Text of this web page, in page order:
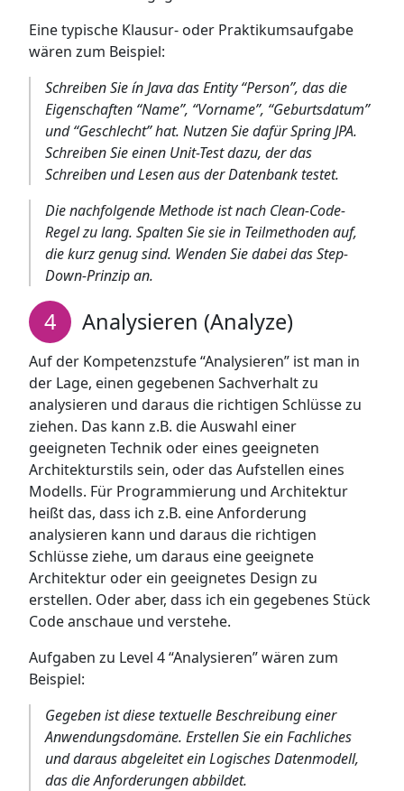
Eine typische Klausur- oder Praktikumsaufgabe
wären zum Beispiel:
Schreiben Sie ín Java das Entity “Person”, das die
Eigenschaften “Name”, “Vorname”, “Geburtsdatum”
und “Geschlecht” hat. Nutzen Sie dafür Spring JPA.
Schreiben Sie einen Unit-Test dazu, der das
Schreiben und Lesen aus der Datenbank testet.
Die nachfolgende Methode ist nach Clean-Code-
Regel zu lang. Spalten Sie sie in Teilmethoden auf,
die kurz genug sind. Wenden Sie dabei das Step-
Down-Prinzip an.
Analysieren (Analyze)
Auf der Kompetenzstufe “Analysieren” ist man in
der Lage, einen gegebenen Sachverhalt zu
analysieren und daraus die richtigen Schlüsse zu
ziehen. Das kann z.B. die Auswahl einer
geeigneten Technik oder eines geeigneten
Architekturstils sein, oder das Aufstellen eines
Modells. Für Programmierung und Architektur
heißt das, dass ich z.B. eine Anforderung
analysieren kann und daraus die richtigen
Schlüsse ziehe, um daraus eine geeignete
Architektur oder ein geeignetes Design zu
erstellen. Oder aber, dass ich ein gegebenes Stück
Code anschaue und verstehe.
Aufgaben zu Level 4 “Analysieren” wären zum
Beispiel:
Gegeben ist diese textuelle Beschreibung einer
Anwendungsdomäne. Erstellen Sie ein Fachliches
und daraus abgeleitet ein Logisches Datenmodell,
das die Anforderungen abbildet.